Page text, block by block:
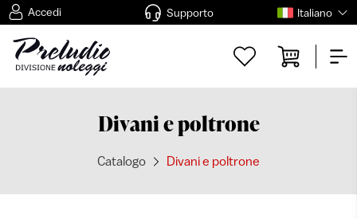
Accedi Supporto Italiano
Divani e poltrone
Catalogo Divani e poltrone